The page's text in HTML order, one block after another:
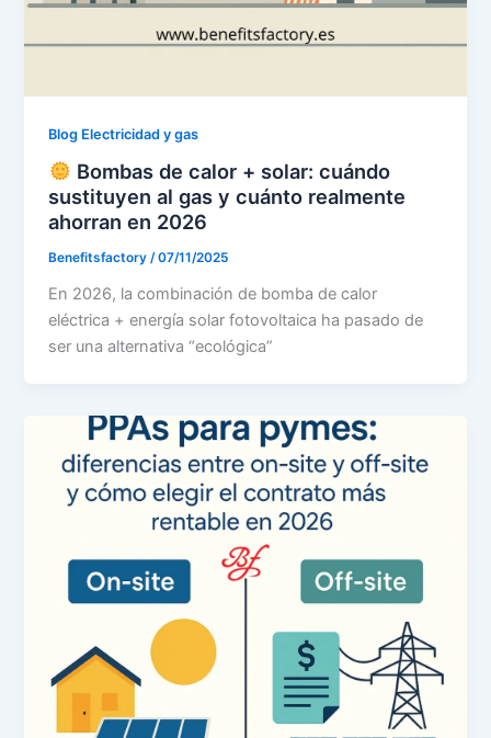
Blog Electricidad y gas
Bombas de calor + solar: cuándo
sustituyen al gas y cuánto realmente
ahorran en 2026
Benefitsfactory/07/11/2025
En 2026, la combinación de bomba de calor
eléctrica + energía solar fotovoltaica ha pasado de
ser una alternativa “ecológica”